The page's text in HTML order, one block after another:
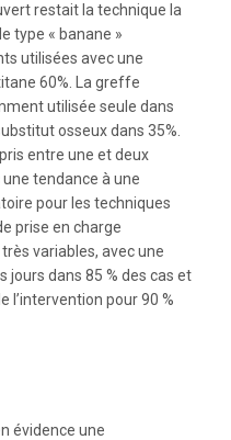
restait la technique la
type « banane »
utilisées avec une
60%. La greffe
utilisée seule dans
osseux dans 35%.
entre une et deux
tendance à une
pour les techniques
prise en charge
variables, avec une
jours dans 85 % des cas et
l’intervention pour 90 %
évidence une